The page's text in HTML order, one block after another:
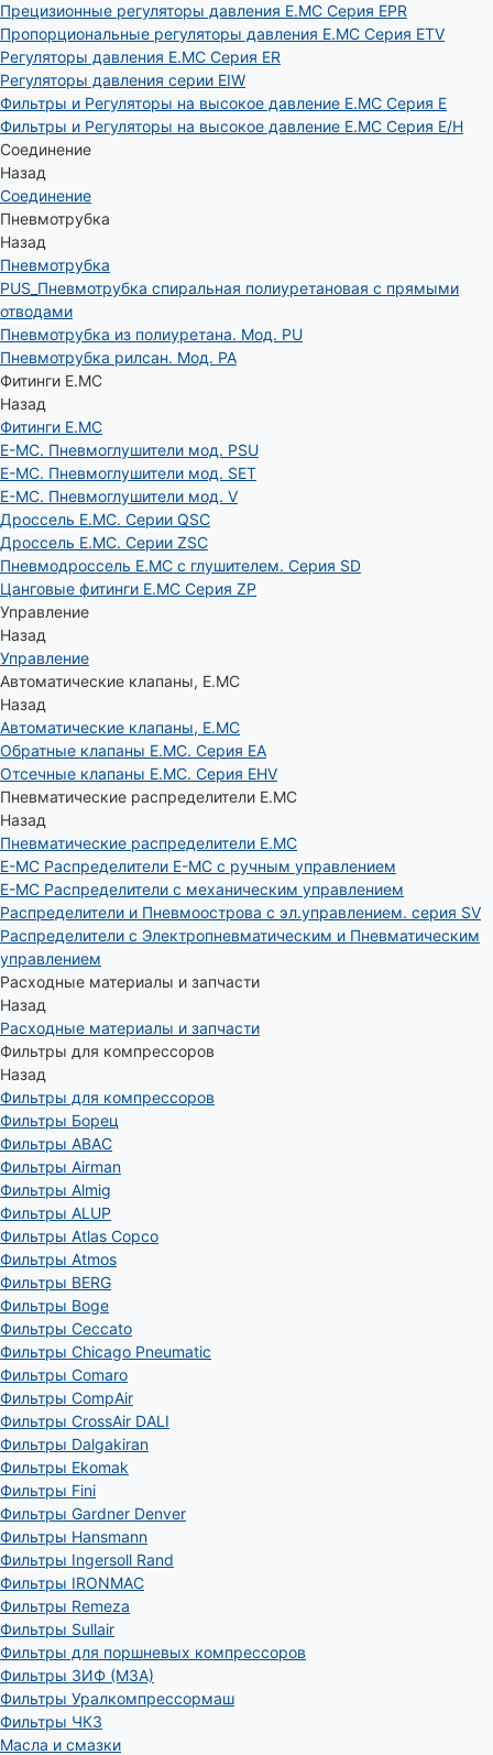
Прецизионные регуляторы давления E.MC Серия EPR
Пропорциональные регуляторы давления E.MC Серия ETV
Регуляторы давления E.MC Серия ER
Регуляторы давления серии EIW
Фильтры и Регуляторы на высокое давление E.MC Серия E
Фильтры и Регуляторы на высокое давление E.MC Серия E/H
Соединение
Назад
Соединение
Пневмотрубка
Назад
Пневмотрубка
PUS_Пневмотрубка спиральная полиуретановая с прямыми
отводами
Пневмотрубка из полиуретана. Мод. РU
Пневмотрубка рилсан. Мод. PA
Фитинги E.MC
Назад
Фитинги E.MC
E-MC. Пневмоглушители мод. PSU
E-MC. Пневмоглушители мод. SET
E-MC. Пневмоглушители мод. V
Дроссель E.MC. Серии QSC
Дроссель E.MC. Серии ZSC
Пневмодроссель E.MC с глушителем. Серия SD
Цанговые фитинги E.MC Серия ZP
Управление
Назад
Управление
Автоматические клапаны, Е.МС
Назад
Автоматические клапаны, Е.МС
Обратные клапаны E.MC. Серия EA
Отсечные клапаны E.MC. Серия EHV
Пневматические распределители E.MC
Назад
Пневматические распределители E.MC
E-MC Распределители E-MC с ручным управлением
E-MC Распределители с механическим управлением
Распределители и Пневмоострова с эл.управлением. серия SV
Распределители с Электропневматическим и Пневматическим
управлением
Расходные материалы и запчасти
Назад
Расходные материалы и запчасти
Фильтры для компрессоров
Назад
Фильтры для компрессоров
Фильтры Борец
Фильтры ABAC
Фильтры Airman
Фильтры Almig
Фильтры ALUP
Фильтры Atlas Copco
Фильтры Atmos
Фильтры BERG
Фильтры Boge
Фильтры Ceccato
Фильтры Chicago Pneumatic
Фильтры Comaro
Фильтры CompAir
Фильтры CrossAir DALI
Фильтры Dalgakiran
Фильтры Ekomak
Фильтры Fini
Фильтры Gardner Denver
Фильтры Hansmann
Фильтры Ingersoll Rand
Фильтры IRONMAC
Фильтры Remeza
Фильтры Sullair
Фильтры для поршневых компрессоров
Фильтры ЗИФ (МЗА)
Фильтры Уралкомпрессормаш
Фильтры ЧКЗ
Масла и смазки